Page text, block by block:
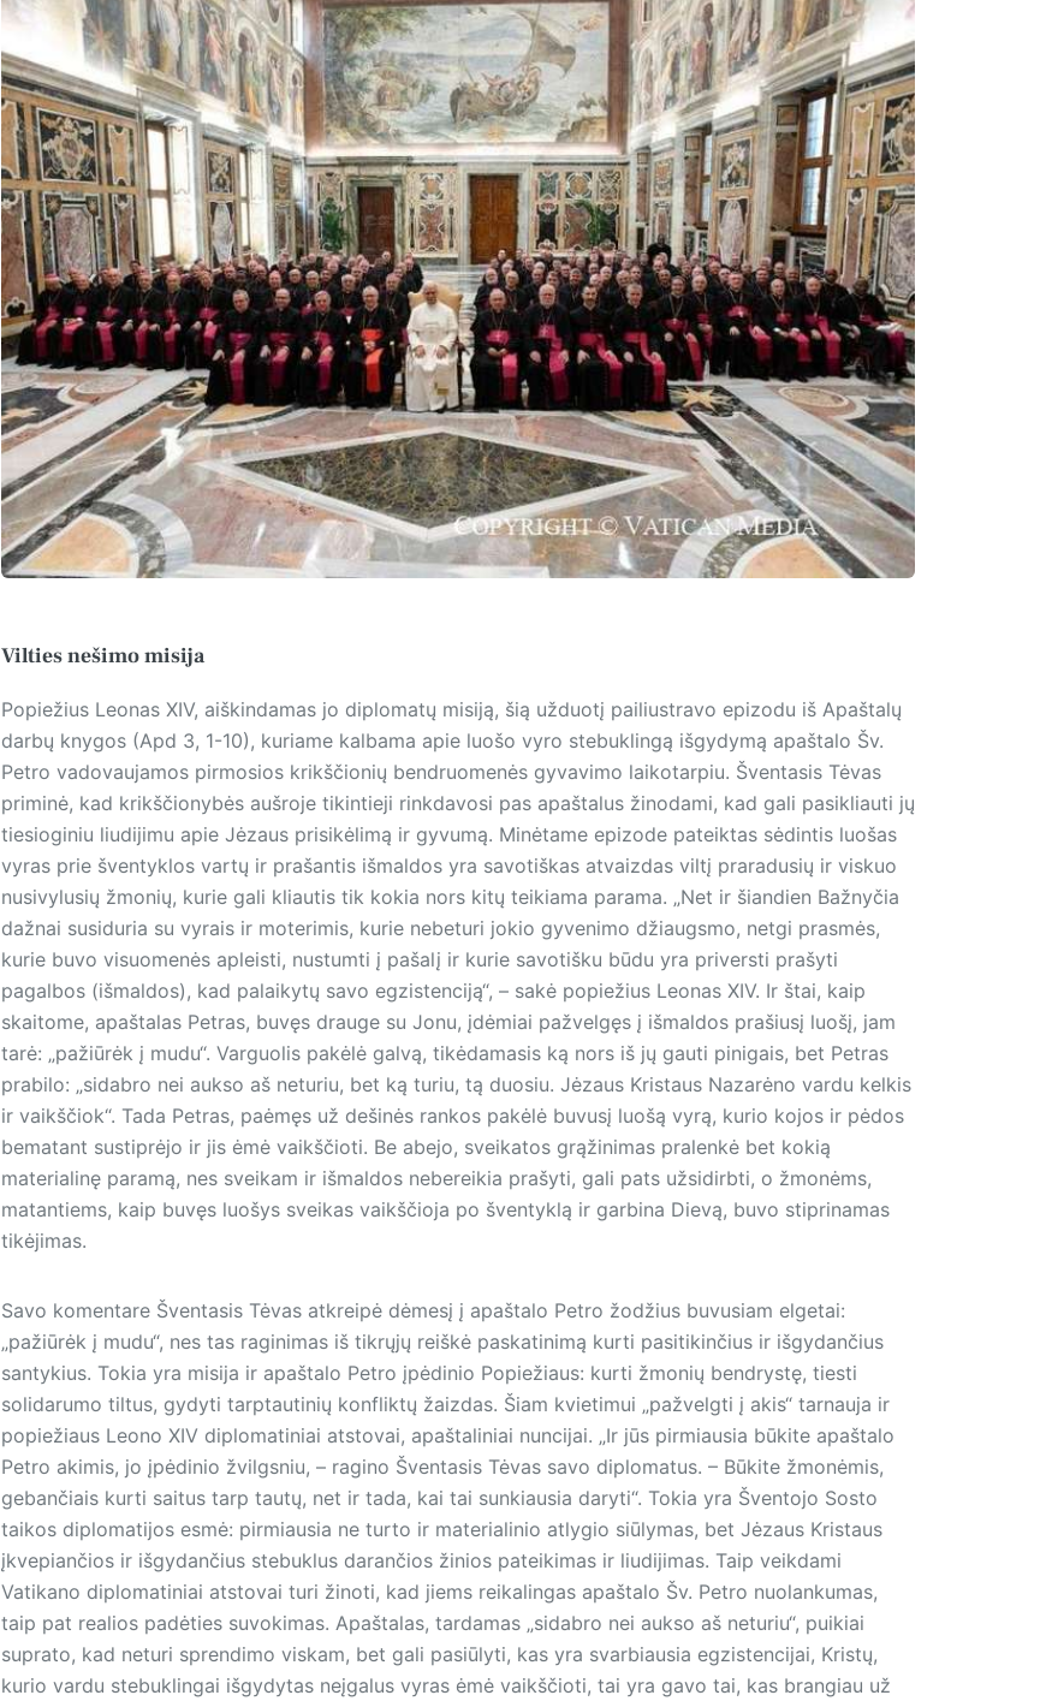
Vilties nešimo misija
Popiežius Leonas XIV, aiškindamas jo diplomatų misiją, šią užduotį pailiustravo epizodu iš Apaštalų
darbų knygos (Apd 3, 1-10), kuriame kalbama apie luošo vyro stebuklingą išgydymą apaštalo Šv.
Petro vadovaujamos pirmosios krikščionių bendruomenės gyvavimo laikotarpiu. Šventasis Tėvas
priminė, kad krikščionybės aušroje tikintieji rinkdavosi pas apaštalus žinodami, kad gali pasikliauti jų
tiesioginiu liudijimu apie Jėzaus prisikėlimą ir gyvumą. Minėtame epizode pateiktas sėdintis luošas
vyras prie šventyklos vartų ir prašantis išmaldos yra savotiškas atvaizdas viltį praradusių ir viskuo
nusivylusių žmonių, kurie gali kliautis tik kokia nors kitų teikiama parama. „Net ir šiandien Bažnyčia
dažnai susiduria su vyrais ir moterimis, kurie nebeturi jokio gyvenimo džiaugsmo, netgi prasmės,
kurie buvo visuomenės apleisti, nustumti į pašalį ir kurie savotišku būdu yra priversti prašyti
pagalbos (išmaldos), kad palaikytų savo egzistenciją“, – sakė popiežius Leonas XIV. Ir štai, kaip
skaitome, apaštalas Petras, buvęs drauge su Jonu, įdėmiai pažvelgęs į išmaldos prašiusį luošį, jam
tarė: „pažiūrėk į mudu“. Varguolis pakėlė galvą, tikėdamasis ką nors iš jų gauti pinigais, bet Petras
prabilo: „sidabro nei aukso aš neturiu, bet ką turiu, tą duosiu. Jėzaus Kristaus Nazarėno vardu kelkis
ir vaikščiok“. Tada Petras, paėmęs už dešinės ran­kos pakėlė buvusį luošą vyrą, kurio kojos ir pėdos
bematant sustiprėjo ir jis ėmė vaikščioti. Be abejo, svei­katos grąžinimas pralenkė bet kokią
materialinę paramą, nes sveikam ir išmaldos nebereikia pra­šyti, gali pats užsidirbti, o žmonėms,
matan­tiems, kaip buvęs luošys sveikas vaikščioja po šventyklą ir garbina Dievą, buvo stiprinamas
tikėjimas.
Savo komentare Šventasis Tėvas atkreipė dėmesį į apaštalo Petro žodžius buvusiam elgetai:
„pažiūrėk į mudu“, nes tas raginimas iš tikrųjų reiškė paskatinimą kurti pasitikinčius ir išgydančius
santykius. Tokia yra misija ir apaštalo Petro įpėdinio Popiežiaus: kurti žmonių bendrystę, tiesti
solidarumo tiltus, gydyti tarptautinių konfliktų žaizdas. Šiam kvietimui „pažvelgti į akis“ tarnauja ir
popiežiaus Leono XIV diplomatiniai atstovai, apaštaliniai nuncijai. „Ir jūs pirmiausia būkite apaštalo
Petro akimis, jo įpėdinio žvilgsniu, – ragino Šventasis Tėvas savo diplomatus. – Būkite žmonėmis,
gebančiais kurti saitus tarp tautų, net ir tada, kai tai sunkiausia daryti“. Tokia yra Šventojo Sosto
taikos diplomatijos esmė: pirmiausia ne turto ir materialinio atlygio siūlymas, bet Jėzaus Kristaus
įkvepiančios ir išgydančius ste­buklus darančios žinios pateikimas ir liudijimas. Taip veikdami
Vatikano diplomatiniai atstovai turi žinoti, kad jiems reikalingas apaštalo Šv. Petro nuolankumas,
taip pat realios padėties suvokimas. Apaštalas, tardamas „sidabro nei aukso aš neturiu“, puikiai
suprato, kad neturi sprendimo viskam, bet gali pasiūlyti, kas yra svarbiausia egzistencijai, Kristų,
kurio vardu stebuklingai išgydytas neįgalus vyras ėmė vaikščioti, tai yra gavo tai, kas brangiau už